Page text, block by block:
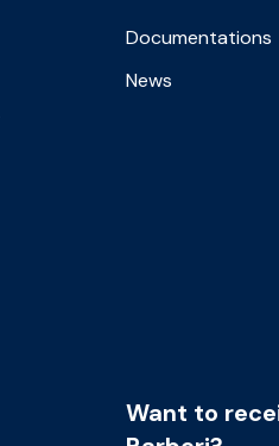
Documentations
News
Want to